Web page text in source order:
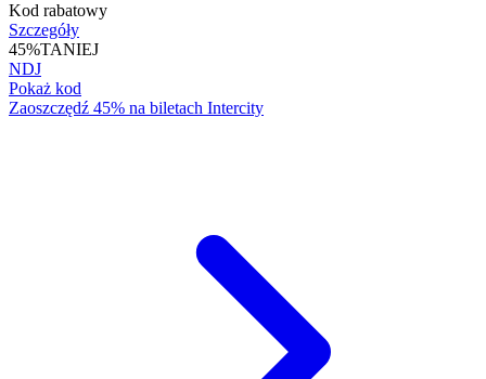
Kod rabatowy
Szczegóły
45%TANIEJ
NDJ
Pokaż kod
Zaoszczędź 45% na biletach Intercity